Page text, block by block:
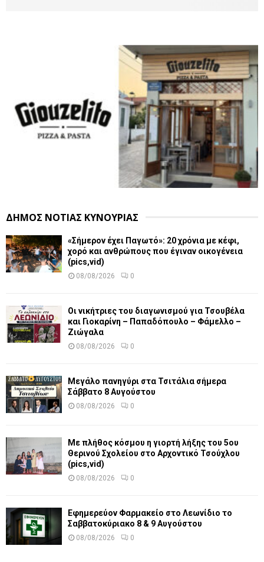
ΔΗΜΟΣ ΝΟΤΙΑΣ ΚΥΝΟΥΡΙΑΣ
«Σήμερον έχει Παγωτό»: 20 χρόνια με κέφι,
χορό και ανθρώπους που έγιναν οικογένεια
(pics,vid)
08/08/2026 0
Οι νικήτριες του διαγωνισμού για Τσουβέλα
και Γιοκαρίνη – Παπαδόπουλο – Φάμελλο –
Ζιώγαλα
08/08/2026 0
Μεγάλο πανηγύρι στα Τσιτάλια σήμερα
Σάββατο 8 Αυγούστου
08/08/2026 0
Με πλήθος κόσμου η γιορτή λήξης του 5ου
Θερινού Σχολείου στο Αρχοντικό Τσούχλου
(pics,vid)
08/08/2026 0
Εφημερεύον Φαρμακείο στο Λεωνίδιο το
Σαββατοκύριακο 8 & 9 Αυγούστου
08/08/2026 0